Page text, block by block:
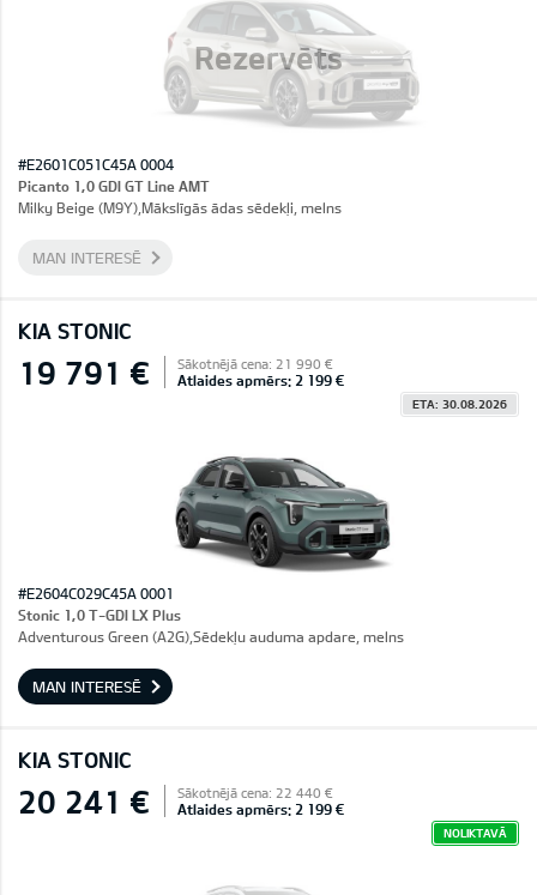
Rezervēts
#E2601C051C45A 0004
Picanto 1,0 GDI GT Line AMT
Milky Beige (M9Y),Mākslīgās ādas sēdekļi, melns
MAN INTERESĒ
KIA STONIC
19 791 € Sākotnējā cena: 21 990 €
Atlaides apmērs: 2 199 €
ETA: 30.08.2026
#E2604C029C45A 0001
Stonic 1,0 T-GDI LX Plus
Adventurous Green (A2G),Sēdekļu auduma apdare, melns
MAN INTERESĒ
KIA STONIC
20 241 € Sākotnējā cena: 22 440 €
Atlaides apmērs: 2 199 €
NOLIKTAVĀ